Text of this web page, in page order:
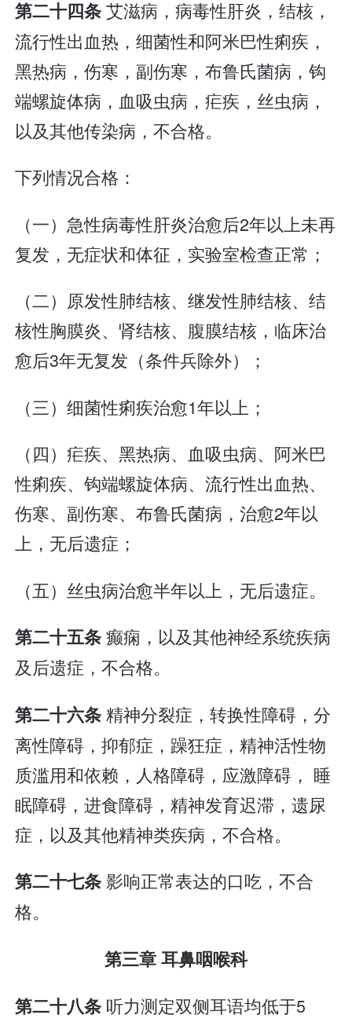
第二十四条艾滋病，病毒性肝炎，结核，
流行性出血热，细菌性和阿米巴性痢疾，
黑热病，伤寒，副伤寒，布鲁氏菌病，钩
端螺旋体病，血吸虫病，疟疾，丝虫病，
以及其他传染病，不合格。
下列情况合格：
（一）急性病毒性肝炎治愈后2年以上未再
复发，无症状和体征，实验室检查正常；
（二）原发性肺结核、继发性肺结核、结
核性胸膜炎、肾结核、腹膜结核，临床治
愈后3年无复发（条件兵除外）；
（三）细菌性痢疾治愈1年以上；
（四）疟疾、黑热病、血吸虫病、阿米巴
性痢疾、钩端螺旋体病、流行性出血热、
伤寒、副伤寒、布鲁氏菌病，治愈2年以
上，无后遗症；
（五）丝虫病治愈半年以上，无后遗症。
第二十五条癫痫，以及其他神经系统疾病
及后遗症，不合格。
第二十六条精神分裂症，转换性障碍，分
离性障碍，抑郁症，躁狂症，精神活性物
质滥用和依赖，人格障碍，应激障碍， 睡
眠障碍，进食障碍，精神发育迟滞，遗尿
症，以及其他精神类疾病，不合格。
第二十七条影响正常表达的口吃，不合
格。
第三章 耳鼻咽喉科
第二十八条 听力测定双侧耳语均低于5